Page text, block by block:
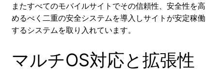
またすべてのモバイルサイトでその信頼性、安全性を高
めるべく二重の安全システムを導入しサイトが安定稼働
するシステムを取り入れています。
マルチOS対応と拡張性